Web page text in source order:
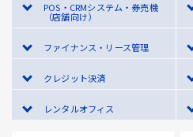
POS・CRMシステム・券売機
（店舗向け）
ファイナンス・リース管理
クレジット決済
レンタルオフィス